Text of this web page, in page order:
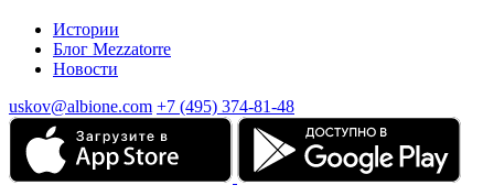
Истории
Блог Mezzatorre
Новости
uskov@albione.com +7 (495) 374-81-48